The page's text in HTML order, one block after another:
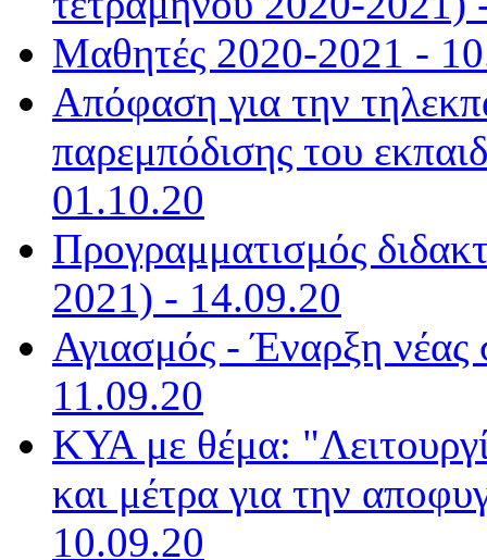
Μαθητές 2020-2021 -
Απόφαση για την
παρεμπόδισης του
01.10.20
Προγραμματισμός
2021) - 14.09.20
Αγιασμός - Έναρξη νέας
11.09.20
ΚΥΑ με θέμα:
και μέτρα για την
10.09.20